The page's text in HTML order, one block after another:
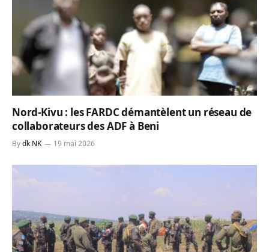
Nord-Kivu : les FARDC démantèlent un réseau de
collaborateurs des ADF à Beni
Bydk NK 19 mai 2026